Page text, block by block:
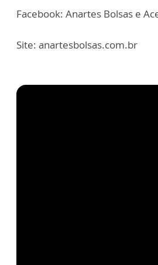
Facebook: Anartes Bolsas e
Site: anartesbolsas.com.br